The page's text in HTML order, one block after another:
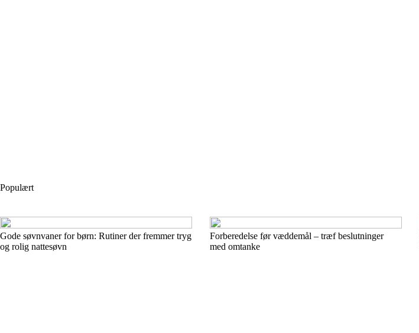
Populært
Gode søvnvaner for børn: Rutiner der fremmer tryg
og rolig nattesøvn
Forberedelse før væddemål – træf beslutninger
med omtanke